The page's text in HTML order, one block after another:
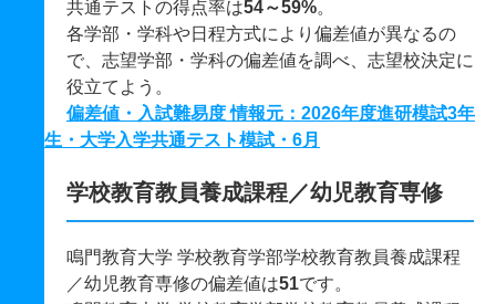
共通テストの得点率は54～59%。
各学部・学科や日程方式により偏差値が異なるの
で、志望学部・学科の偏差値を調べ、志望校決定に
役立てよう。
偏差値・入試難易度 情報元：2026年度進研模試3年
生・大学入学共通テスト模試・6月
学校教育教員養成課程／幼児教育専修
鳴門教育大学 学校教育学部学校教育教員養成課程
／幼児教育専修の偏差値は51です。